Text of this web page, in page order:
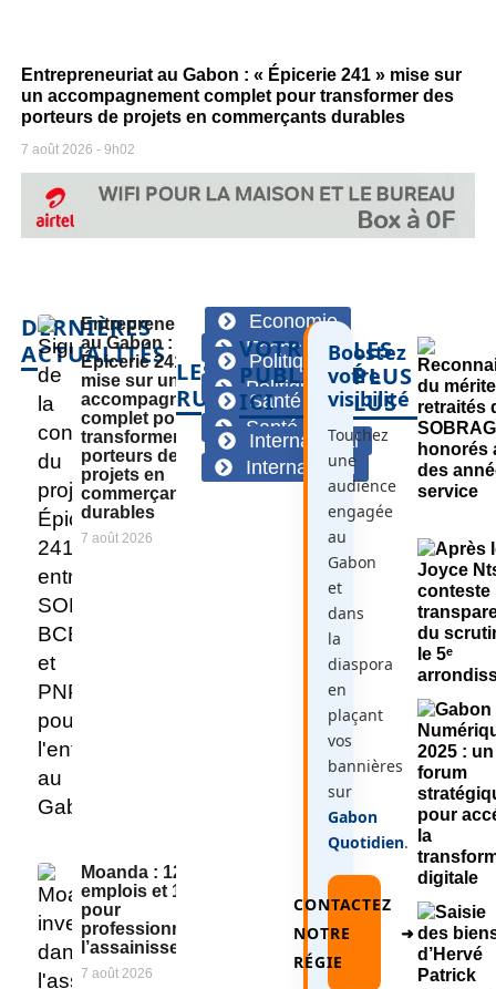
Entrepreneuriat au Gabon : « Épicerie 241 » mise sur
un accompagnement complet pour transformer des
porteurs de projets en commerçants durables
7 août 2026 9h02
DERNIÈRES
ACTUALITÉS
Entrepreneuriat
au Gabon : «
Épicerie 241 »
mise sur un
accompagnement
complet pour
transformer des
porteurs de
projets en
commerçants
durables
7 août 2026
Moanda : 125
emplois et 10 GIE
pour
professionnaliser
l’assainissement
7 août 2026
LES
RUBRIQUES
Economie
Politique
Santé
International
Economie
Politique
Santé
International
VOTRE
PUBLICITÉ
ICI
Boostez
votre
visibilité
Touchez
une
audience
engagée
au
Gabon
et
dans
la
diaspora
en
plaçant
vos
bannières
sur
Gabon
Quotidien.
CONTACTEZ
NOTRE
RÉGIE
➜
LES
PLUS
LUS